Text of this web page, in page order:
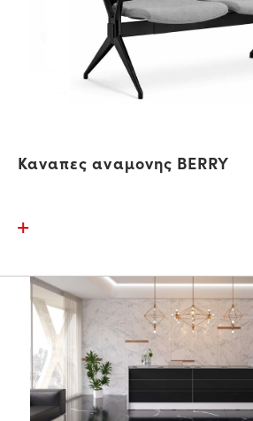
Καναπες αναμονης BERRY